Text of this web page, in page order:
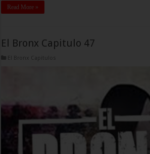
Read More »
El Bronx Capitulo 47
El Bronx Capitulos